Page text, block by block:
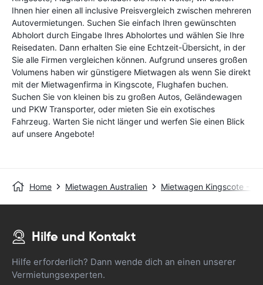
Ihnen hier einen all inclusive Preisvergleich zwischen mehreren
Autovermietungen. Suchen Sie einfach Ihren gewünschten
Abholort durch Eingabe Ihres Abholortes und wählen Sie Ihre
Reisedaten. Dann erhalten Sie eine Echtzeit-Übersicht, in der
Sie alle Firmen vergleichen können. Aufgrund unseres großen
Volumens haben wir günstigere Mietwagen als wenn Sie direkt
mit der Mietwagenfirma in Kingscote, Flughafen buchen.
Suchen Sie von kleinen bis zu großen Autos, Geländewagen
und PKW Transporter, oder mieten Sie ein exotisches
Fahrzeug. Warten Sie nicht länger und werfen Sie einen Blick
auf unsere Angebote!
Home Mietwagen Australien Mietwagen Kingscote -
Hilfe und Kontakt
Hilfe erforderlich? Dann wende dich an einen unserer
Vermietungsexperten.